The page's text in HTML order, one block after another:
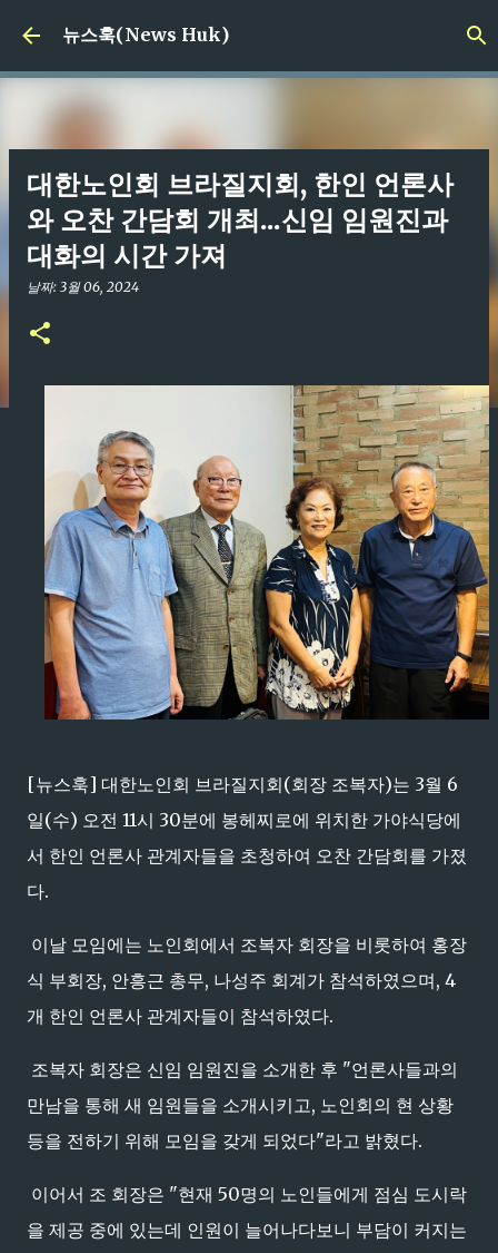
기본 콘텐츠로 건너뛰기
뉴스훅(News Huk)
대한노인회 브라질지회, 한인 언론사
와 오찬 간담회 개최...신임 임원진과
대화의 시간 가져
날짜: 3월 06, 2024
[뉴스훅] 대한노인회 브라질지회(회장 조복자)는 3월 6
일(수) 오전 11시 30분에 봉헤찌로에 위치한 가야식당에
서 한인 언론사 관계자들을 초청하여 오찬 간담회를 가졌
다.
이날 모임에는 노인회에서 조복자 회장을 비롯하여 홍장
식 부회장, 안흥근 총무, 나성주 회계가 참석하였으며, 4
개 한인 언론사 관계자들이 참석하였다.
조복자 회장은 신임 임원진을 소개한 후 "언론사들과의
만남을 통해 새 임원들을 소개시키고, 노인회의 현 상황
등을 전하기 위해 모임을 갖게 되었다"라고 밝혔다.
이어서 조 회장은 "현재 50명의 노인들에게 점심 도시락
을 제공 중에 있는데 인원이 늘어나다보니 부담이 커지는